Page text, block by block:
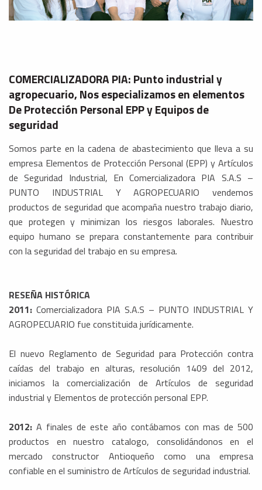
COMERCIALIZADORA PIA: Punto industrial y
agropecuario, Nos especializamos en elementos
De Protección Personal EPP y Equipos de
seguridad
Somos parte en la cadena de abastecimiento que lleva a su
empresa Elementos de Protección Personal (EPP) y Artículos
de Seguridad Industrial, En Comercializadora PIA S.A.S –
PUNTO INDUSTRIAL Y AGROPECUARIO vendemos
productos de seguridad que acompaña nuestro trabajo diario,
que protegen y minimizan los riesgos laborales. Nuestro
equipo humano se prepara constantemente para contribuir
con la seguridad del trabajo en su empresa.
RESEÑA HISTÓRICA
2011: Comercializadora PIA S.A.S – PUNTO INDUSTRIAL Y
AGROPECUARIO fue constituida jurídicamente.
El nuevo Reglamento de Seguridad para Protección contra
caídas del trabajo en alturas, resolución 1409 del 2012,
iniciamos la comercialización de Artículos de seguridad
industrial y Elementos de protección personal EPP.
2012: A finales de este año contábamos con mas de 500
productos en nuestro catalogo, consolidándonos en el
mercado constructor Antioqueño como una empresa
confiable en el suministro de Artículos de seguridad industrial.